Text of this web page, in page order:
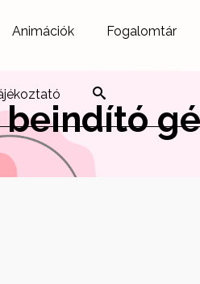
Animációk Fogalomtár